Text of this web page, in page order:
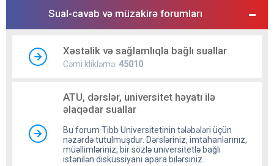
Sual-cavab və müzakirə forumları
Xəstəlik və sağlamlıqla bağlı suallar
Cəmi klikləmə: 45010
ATU, dərslər, universitet həyatı ilə
əlaqədar suallar
Bu forum Tibb Universitetinin tələbələri üçün
nəzərdə tutulmuşdur. Dərsləriniz, imtahanlarınız,
müəllimləriniz, bir sözlə universitetlə bağlı
istənilən diskussiyanı apara bilərsiniz.